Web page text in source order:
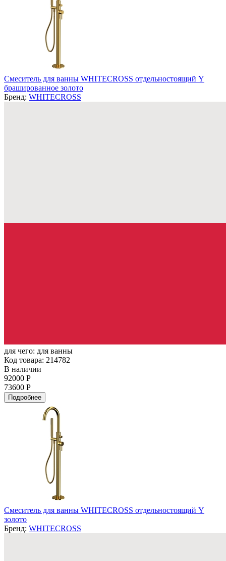
Смеситель для ванны WHITECROSS отдельностоящий Y
брашированное золото
Бренд: WHITECROSS
для чего: для ванны
Код товара: 214782
В наличии
92000 Р
73600 Р
Подробнее
Смеситель для ванны WHITECROSS отдельностоящий Y
золото
Бренд: WHITECROSS